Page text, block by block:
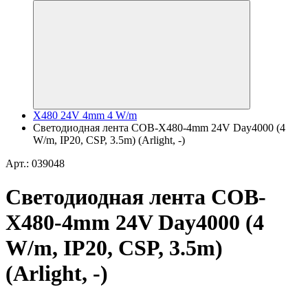
X480 24V 4mm 4 W/m
Светодиодная лента COB-X480-4mm 24V Day4000 (4
W/m, IP20, CSP, 3.5m) (Arlight, -)
Арт.: 039048
Светодиодная лента COB-
X480-4mm 24V Day4000 (4
W/m, IP20, CSP, 3.5m)
(Arlight, -)